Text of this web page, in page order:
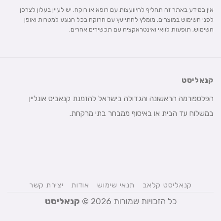
אין במידע באתר זה תחליף להיוועצות עם רופא או רוקח. יש לעיין בעלון לצרכן
לפני השימוש במוצרים. מומלץ להתייעץ עם הרוקח בכל הנוגע למטרות ואופן
השימוש, תופעות לוואי ואינטראקציה עם תכשירים אחרים.
קנאליסט
הפלטפורמה הראשונה והגדולה בישראל להזמנת קנאביס אונליין
במשלוח עד הבית או באיסוף ממבחר בתי מרקחת.
קנאליסט קלאב תנאי שימוש אודות יצירת קשר
כל הזכויות שמורות 2026 © קנאליסט